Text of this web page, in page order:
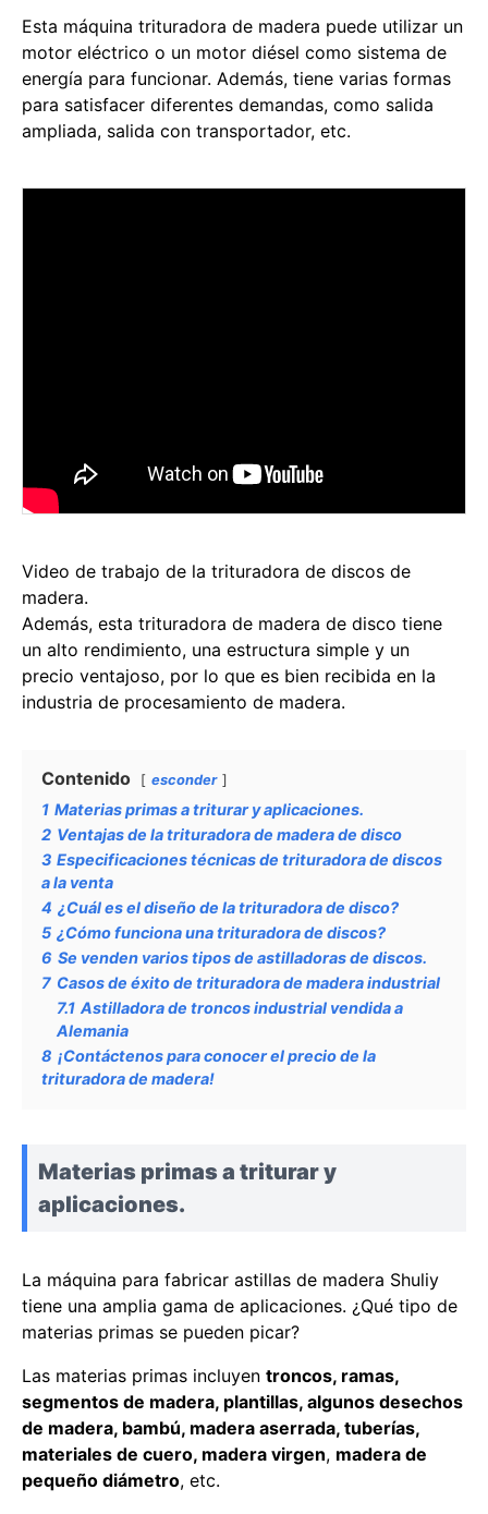
Esta máquina trituradora de madera puede utilizar un
motor eléctrico o un motor diésel como sistema de
energía para funcionar. Además, tiene varias formas
para satisfacer diferentes demandas, como salida
ampliada, salida con transportador, etc.
Video de trabajo de la trituradora de discos de
madera.
Además, esta trituradora de madera de disco tiene
un alto rendimiento, una estructura simple y un
precio ventajoso, por lo que es bien recibida en la
industria de procesamiento de madera.
Contenido esconder
1 Materias primas a triturar y aplicaciones.
2 Ventajas de la trituradora de madera de disco
3 Especificaciones técnicas de trituradora de discos
a la venta
4 ¿Cuál es el diseño de la trituradora de disco?
5 ¿Cómo funciona una trituradora de discos?
6 Se venden varios tipos de astilladoras de discos.
7 Casos de éxito de trituradora de madera industrial
7.1 Astilladora de troncos industrial vendida a
Alemania
8 ¡Contáctenos para conocer el precio de la
trituradora de madera!
Materias primas a triturar y
aplicaciones.
La máquina para fabricar astillas de madera Shuliy
tiene una amplia gama de aplicaciones. ¿Qué tipo de
materias primas se pueden picar?
Las materias primas incluyen troncos, ramas,
segmentos de madera, plantillas, algunos desechos
de madera, bambú, madera aserrada, tuberías,
materiales de cuero, madera virgen, madera de
pequeño diámetro, etc.